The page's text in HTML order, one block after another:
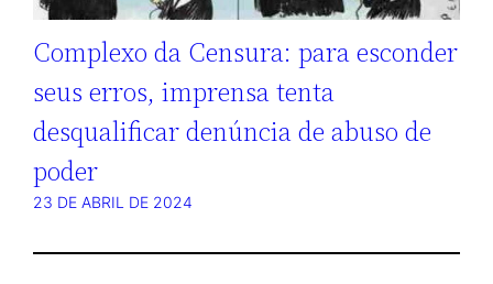
Complexo da Censura: para esconder
seus erros, imprensa tenta
desqualificar denúncia de abuso de
poder
23 DE ABRIL DE 2024